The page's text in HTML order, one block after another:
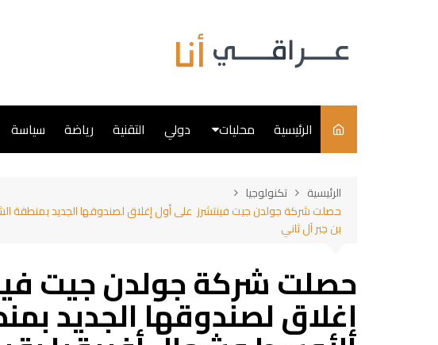
الرئيسية محليات
فن
دولي التقنية رياضة سياسة
الرئيسية
تكنولوجيا
بن جبر آل ثاني
حصلت شركة جولدن جيت
إغلاق لصندوقها الجديد